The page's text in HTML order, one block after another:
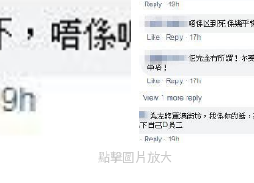
點擊圖片放大